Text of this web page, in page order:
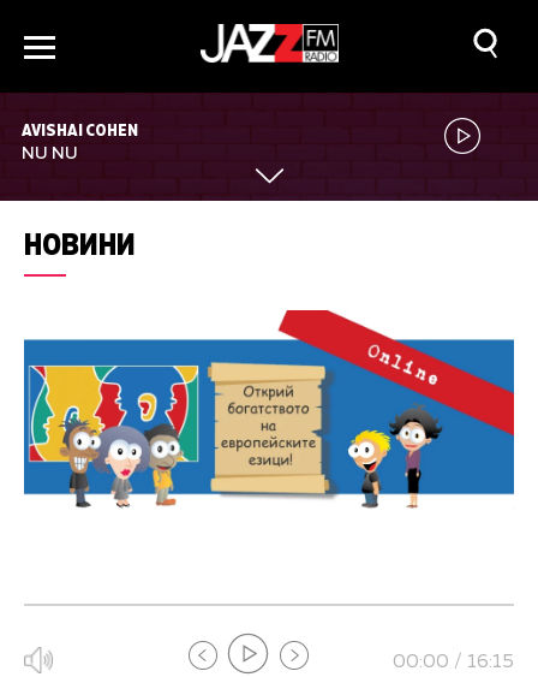
AVISHAI COHEN
NU NU
НОВИНИ
00:00 / 16:15